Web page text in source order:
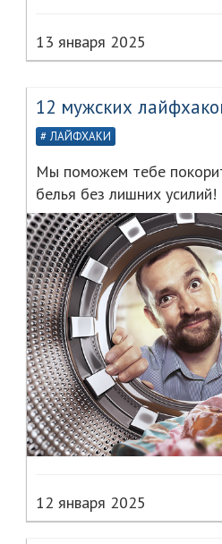
13 января 2025
12 мужских
ЛАЙФХАКИ
Мы поможем тебе
белья без лишних усилий!
12 января 2025